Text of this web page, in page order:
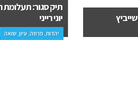
תיק סגור: תעלומת
יוני רייני
יהדות, פרוזה, עיון, שואה